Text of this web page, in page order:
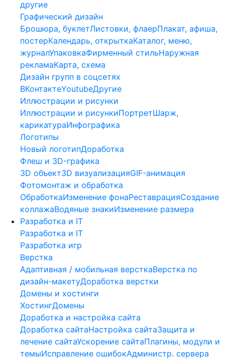
другие
Графический дизайн
Брошюра, буклетЛистовки, флаерПлакат, афиша,
постерКалендарь, открыткаКаталог, меню,
журналУпаковкаФирменный стильНаружная
рекламаКарта, схема
Дизайн групп в соцсетях
ВКонтактеYoutubeДругие
Иллюстрации и рисунки
Иллюстрации и рисункиПортретШарж,
карикатураИнфографика
Логотипы
Новый логотипДоработка
Флеш и 3D-графика
3D объект3D визуализацияGIF-анимация
Фотомонтаж и обработка
ОбработкаИзменение фонаРеставрацияСоздание
коллажаВодяные знакиИзменение размера
Разработка и IT
Разработка и IT
Разработка игр
Верстка
Адаптивная / мобильная версткаВерстка по
дизайн-макетуДоработка верстки
Домены и хостинги
ХостингДомены
Доработка и настройка сайта
Доработка сайтаНастройка сайтаЗащита и
лечение сайтаУскорение сайтаПлагины, модули и
темыИсправление ошибокАдминистр. сервера